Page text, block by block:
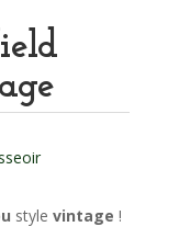
style vintage !